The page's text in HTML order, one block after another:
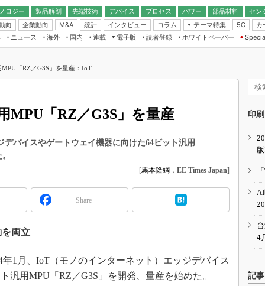
ロジー 製品解剖
先端技術
デバイス
ログ
コン
プロセス パワー 部品材料
セン
無線
向 企業動向 M&A 統計 インタビュー コラム
テーマ特集
フィジカルAI
読者調査（EE Times Research）
電源設計（EDN Japan）
エレクトロニクス入門（EDN
5G
カ
IoT・エッジコ
EXPO
TECHNO-
人とくるま展
ニュース 海外 国内
連載
バイス通信
界スコープ
ード ～Behind the
と
電子版
子ブックレット
読者登録 ホワイトペーパー
「RZ／G3S」を量産：IoT...
MPU「RZ／G3S」を量産
バイスやゲートウェイ機器に向けた64ビット汎用
[馬本隆綱 ， EE Times Japan]
Share
両立
1月、IoT（モノのインターネット）エッジデバイス
汎用MPU「RZ／G3S」を開発、量産を始めた。
印
4
記